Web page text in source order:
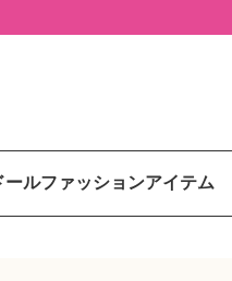
ールファッションアイテム